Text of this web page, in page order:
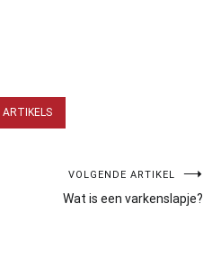
ARTIKELS
VOLGENDE ARTIKEL
Wat is een varkenslapje?